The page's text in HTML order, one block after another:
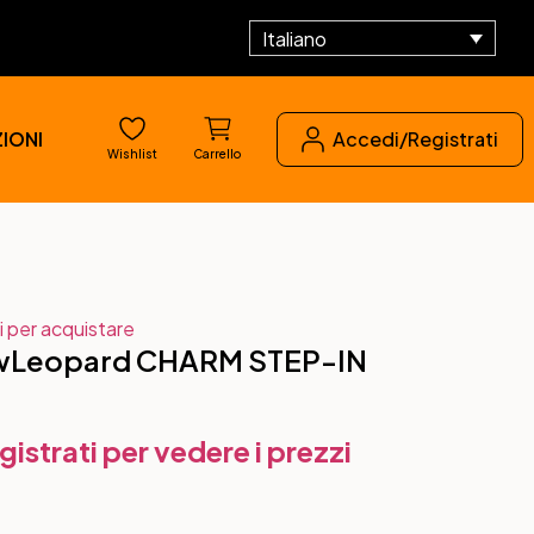
Italiano
Wishlist Carrello
Accedi/Registrati
per acquistare
CHARM STEP-IN
per vedere i prezzi